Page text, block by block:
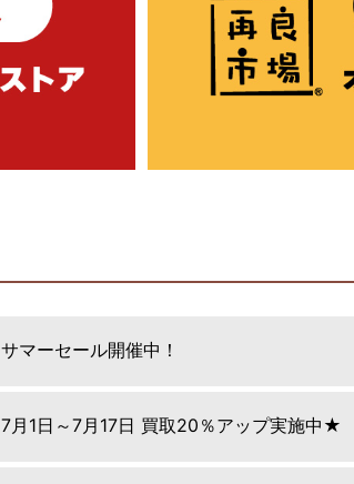
サマーセール開催中！
7月1日～7月17日 買取20％アップ実施中★